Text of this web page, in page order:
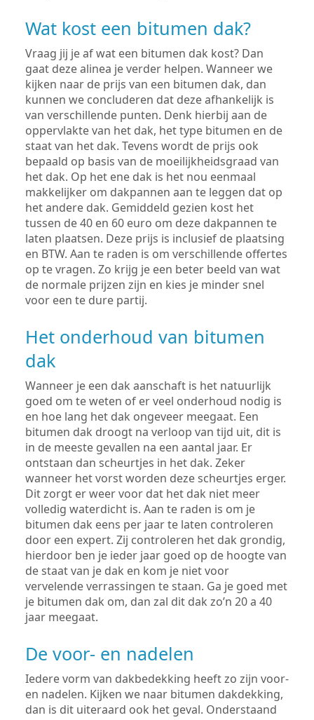
Wat kost een bitumen dak?
Vraag jij je af wat een bitumen dak kost? Dan
gaat deze alinea je verder helpen. Wanneer we
kijken naar de prijs van een bitumen dak, dan
kunnen we concluderen dat deze afhankelijk is
van verschillende punten. Denk hierbij aan de
oppervlakte van het dak, het type bitumen en de
staat van het dak. Tevens wordt de prijs ook
bepaald op basis van de moeilijkheidsgraad van
het dak. Op het ene dak is het nou eenmaal
makkelijker om dakpannen aan te leggen dat op
het andere dak. Gemiddeld gezien kost het
tussen de 40 en 60 euro om deze dakpannen te
laten plaatsen. Deze prijs is inclusief de plaatsing
en BTW. Aan te raden is om verschillende offertes
op te vragen. Zo krijg je een beter beeld van wat
de normale prijzen zijn en kies je minder snel
voor een te dure partij.
Het onderhoud van bitumen
dak
Wanneer je een dak aanschaft is het natuurlijk
goed om te weten of er veel onderhoud nodig is
en hoe lang het dak ongeveer meegaat. Een
bitumen dak droogt na verloop van tijd uit, dit is
in de meeste gevallen na een aantal jaar. Er
ontstaan dan scheurtjes in het dak. Zeker
wanneer het vorst worden deze scheurtjes erger.
Dit zorgt er weer voor dat het dak niet meer
volledig waterdicht is. Aan te raden is om je
bitumen dak eens per jaar te laten controleren
door een expert. Zij controleren het dak grondig,
hierdoor ben je ieder jaar goed op de hoogte van
de staat van je dak en kom je niet voor
vervelende verrassingen te staan. Ga je goed met
je bitumen dak om, dan zal dit dak zo’n 20 a 40
jaar meegaat.
De voor- en nadelen
Iedere vorm van dakbedekking heeft zo zijn voor-
en nadelen. Kijken we naar bitumen dakdekking,
dan is dit uiteraard ook het geval. Onderstaand